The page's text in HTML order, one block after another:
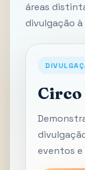
áreas
divulgação
Circo
eventos